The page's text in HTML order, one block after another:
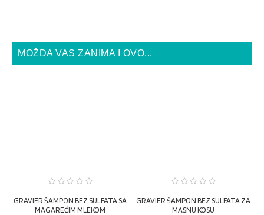
MOŽDA VAS ZANIMA I OVO...
GRAVIER ŠAMPON BEZ SULFATA SA
MAGAREĆIM MLEKOM
GRAVIER ŠAMPON BEZ SULFATA ZA
MASNU KOSU